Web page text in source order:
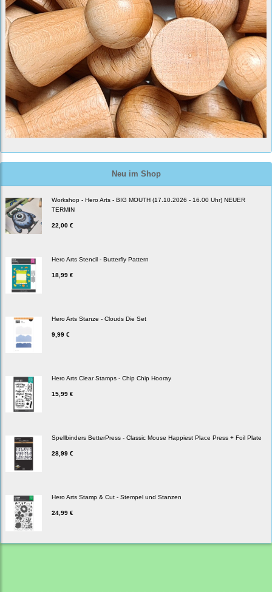
Neu im Shop
Workshop - Hero Arts - BIG MOUTH (17.10.2026 - 16.00 Uhr) NEUER
TERMIN
22,00 €
Hero Arts Stencil - Butterfly Pattern
18,99 €
Hero Arts Stanze - Clouds Die Set
9,99 €
Hero Arts Clear Stamps - Chip Chip Hooray
15,99 €
Spellbinders BetterPress - Classic Mouse Happiest Place Press + Foil Plate
28,99 €
Hero Arts Stamp & Cut - Stempel und Stanzen
24,99 €